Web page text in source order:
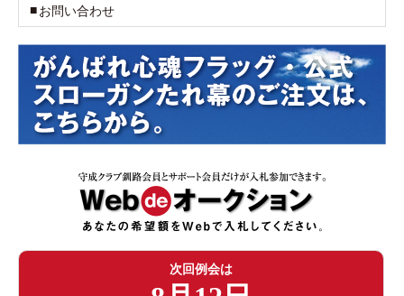
お問い合わせ
次回例会は